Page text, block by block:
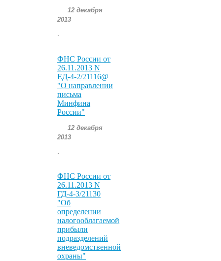
12 декабря
2013
ФНС России от
26.11.2013 N
ЕД-4-2/21116@
"О направлении
письма
Минфина
России"
12 декабря
2013
ФНС России от
26.11.2013 N
ГД-4-3/21130
"Об
определении
налогооблагаемой
прибыли
подразделений
вневедомственной
охраны"